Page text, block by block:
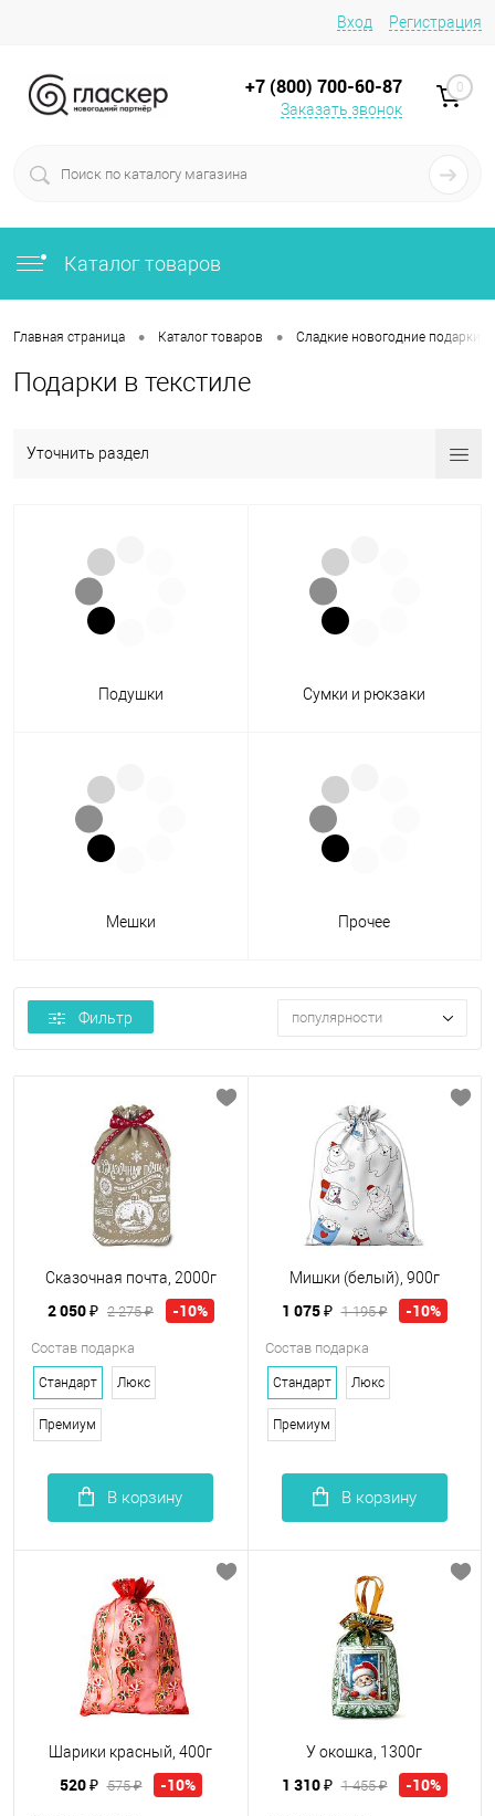
Вход Регистрация
+7 (800) 700-60-87
Заказать звонок
0
Каталог товаров
Главная страница • Каталог товаров • Сладкие новогодние подарки
Подарки в текстиле
Уточнить раздел
Подушки Сумки и рюкзаки
Мешки Прочее
Фильтр популярности
Сказочная почта, 2000г
2 050 ₽ 2 275 ₽ -10%
Состав подарка
Стандарт Люкс
Премиум
В корзину
Мишки (белый), 900г
1 075 ₽ 1 195 ₽ -10%
Состав подарка
Стандарт Люкс
Премиум
В корзину
Шарики красный, 400г
520 ₽ 575 ₽ -10%
У окошка, 1300г
1 310 ₽ 1 455 ₽ -10%